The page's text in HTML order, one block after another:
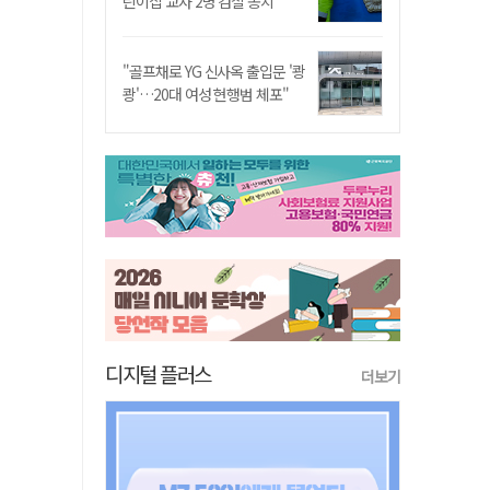
"골프채로 YG 신사옥 출입문 '쾅
쾅'…20대 여성 현행범 체포"
디지털 플러스 더보기